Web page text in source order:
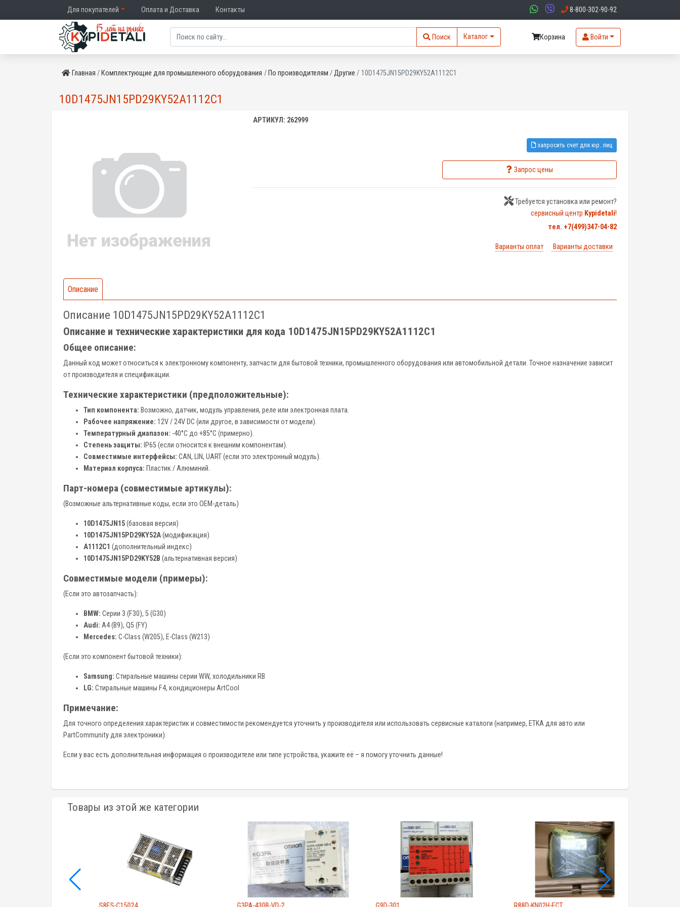
Для покупателей Оплата и Доставка Контакты 8-800-302-90-92
Поиск Каталог Корзина Войти
Главная Комплектующие для промышленного оборудования По производителям Другие 10D1475JN15PD29KY52A1112C1
10D1475JN15PD29KY52A1112C1
АРТИКУЛ: 262999
запросить счет для юр. лиц
Запрос цены
Требуется установка или ремонт?
сервисный центр Kypidetali!
тел. +7(499)347-04-82
Варианты оплат Варианты доставки
Описание
Описание 10D1475JN15PD29KY52A1112C1
Описание и технические характеристики для кода 10D1475JN15PD29KY52A1112C1
Общее описание:
Данный код может относиться к электронному компоненту, запчасти для бытовой техники, промышленного оборудования или автомобильной детали. Точное назначение зависит
от производителя и спецификации.
Технические характеристики (предположительные):
Тип компонента: Возможно, датчик, модуль управления, реле или электронная плата.
Рабочее напряжение: 12V / 24V DC (или другое, в зависимости от модели).
Температурный диапазон: -40°C до +85°C (примерно).
Степень защиты: IP65 (если относится к внешним компонентам).
Совместимые интерфейсы: CAN, LIN, UART (если это электронный модуль).
Материал корпуса: Пластик / Алюминий.
Парт-номера (совместимые артикулы):
(Возможные альтернативные коды, если это OEM-деталь)
10D1475JN15(базовая версия)
10D1475JN15PD29KY52A(модификация)
A1112C1 (дополнительный индекс)
10D1475JN15PD29KY52B (альтернативная версия)
Совместимые модели (примеры):
(Если это автозапчасть):
BMW: Серии 3 (F30), 5 (G30)
Audi: A4 (B9), Q5 (FY)
Mercedes: C-Class (W205), E-Class (W213)
(Если это компонент бытовой техники):
Samsung: Стиральные машины серии WW, холодильники RB
LG: Стиральные машины F4, кондиционеры ArtCool
Примечание:
Для точного определения характеристик и совместимости рекомендуется уточнить у производителя или использовать сервисные каталоги (например, ETKA для авто или
PartCommunity для электроники).
Если у вас есть дополнительная информация о производителе или типе устройства, укажите её – я помогу уточнить данные!
Товары из этой же категории